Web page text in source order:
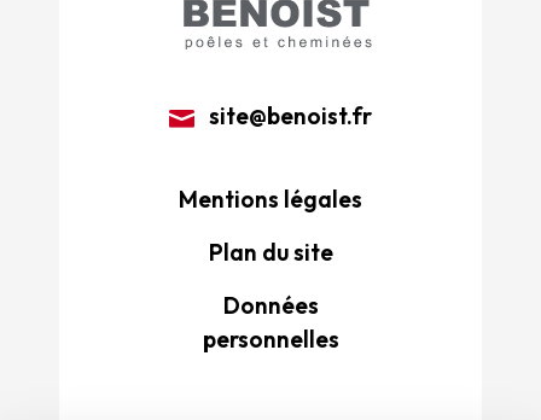
site@benoist.fr
Mentions légales
Plan du site
Données
personnelles